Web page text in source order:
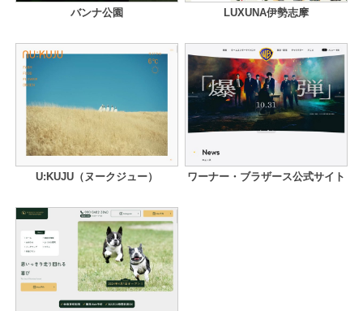
バンナ公園 LUXUNA伊勢志摩
U:KUJU（ヌークジュー） ワーナー・ブラザース公式サイト